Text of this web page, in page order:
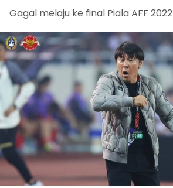
Gagal melaju ke final Piala AFF 2022